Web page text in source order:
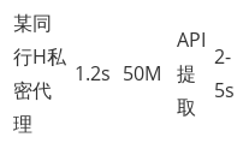
某同
行H私
密代
理
1.2s 50M
API
提
取
2-
5s